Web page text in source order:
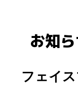
お知
フェイ